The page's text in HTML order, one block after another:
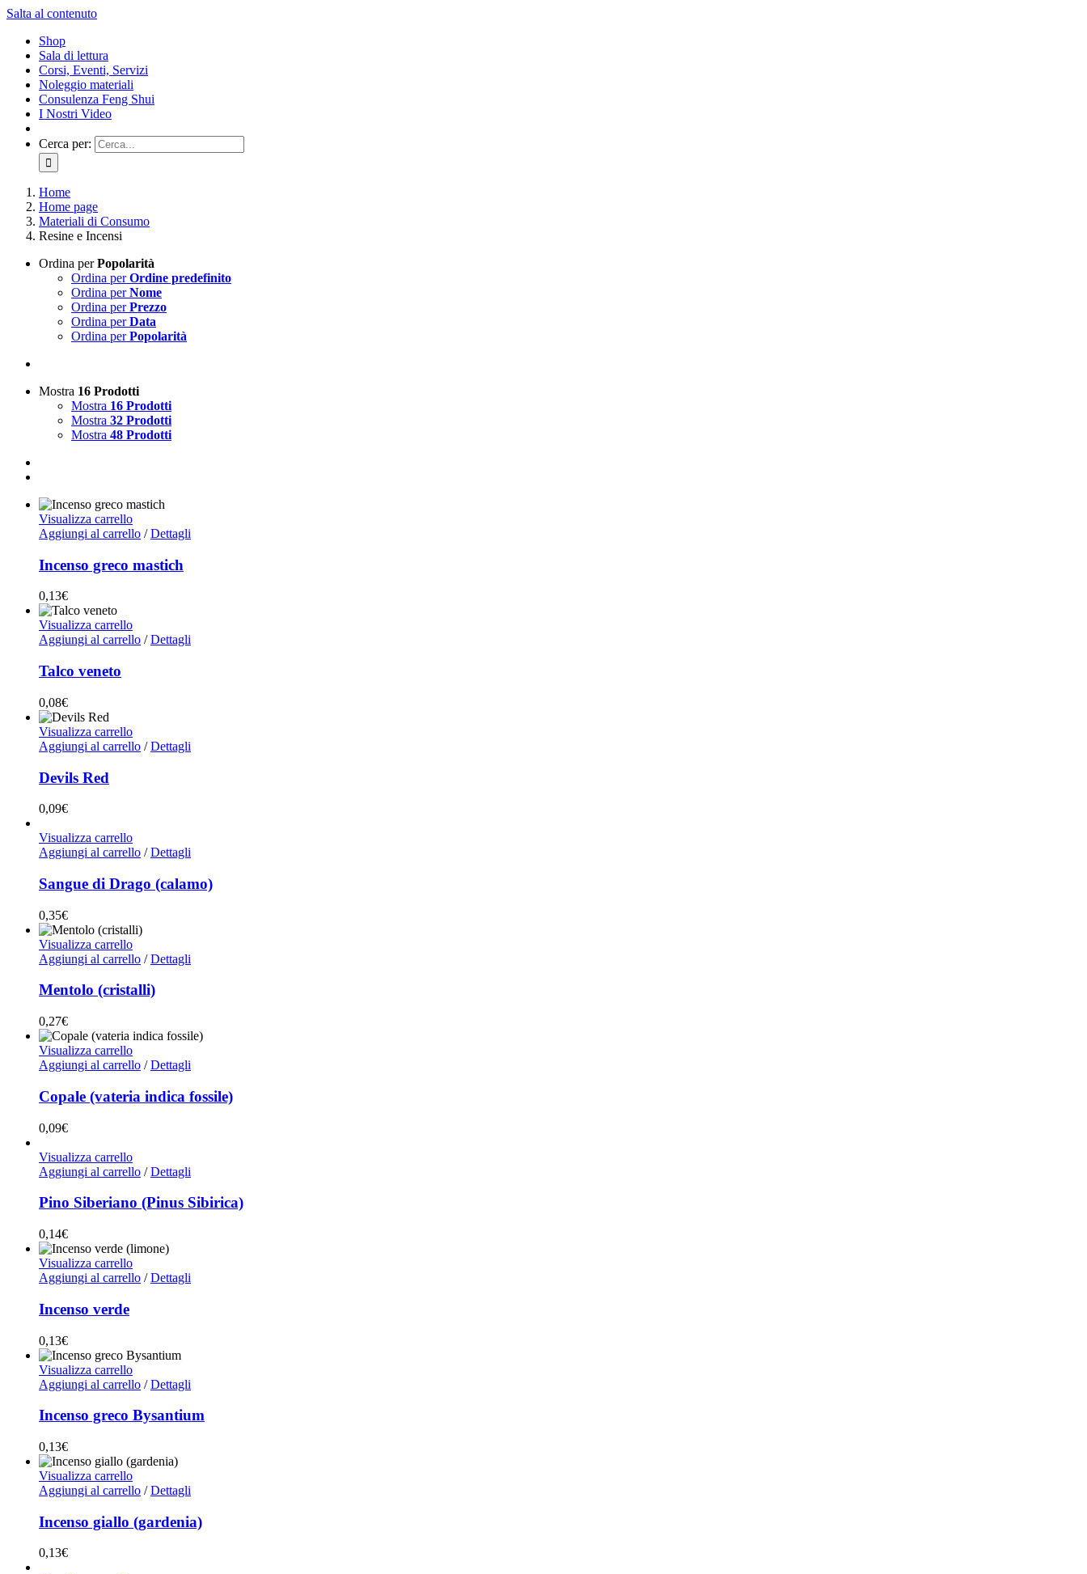
Salta al contenuto
Shop
Sala di lettura
Corsi, Eventi, Servizi
Noleggio materiali
Consulenza Feng Shui
I Nostri Video
Cerca per:
Home
Home page
Materiali di Consumo
Resine e Incensi
Ordina perPopolarità
Ordina perOrdine predefinito
Ordina perNome
Ordina perPrezzo
Ordina perData
Ordina perPopolarità
Mostra 16 Prodotti
Mostra 16 Prodotti
Mostra 32 Prodotti
Mostra 48 Prodotti
Visualizza carrello
Aggiungi al carrello / Dettagli
Incenso greco mastich
0,13€
Visualizza carrello
Aggiungi al carrello / Dettagli
Talco veneto
0,08€
Visualizza carrello
Aggiungi al carrello / Dettagli
Devils Red
0,09€
Visualizza carrello
Aggiungi al carrello / Dettagli
Sangue di Drago (calamo)
0,35€
Visualizza carrello
Aggiungi al carrello / Dettagli
Mentolo (cristalli)
0,27€
Visualizza carrello
Aggiungi al carrello / Dettagli
Copale (vateria indica fossile)
0,09€
Visualizza carrello
Aggiungi al carrello / Dettagli
Pino Siberiano (Pinus Sibirica)
0,14€
Visualizza carrello
Aggiungi al carrello / Dettagli
Incenso verde
0,13€
Visualizza carrello
Aggiungi al carrello / Dettagli
Incenso greco Bysantium
0,13€
Visualizza carrello
Aggiungi al carrello / Dettagli
Incenso giallo (gardenia)
0,13€